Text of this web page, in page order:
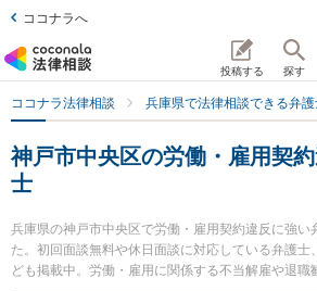
ココナラへ
投稿する 探す
ココナラ法律相談 兵庫県で法律相談できる弁護
神戸市中央区の労働・雇用契
士
兵庫県の神戸市中央区で労働・雇用契約違反に強い
た。初回面談無料や休日面談に対応している弁護士
ども掲載中。労働・雇用に関係する不当解雇や退職